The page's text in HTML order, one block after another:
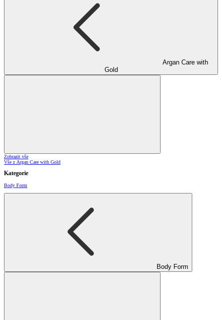
Argan Care with
Gold
Zobrazit vše
Vše z Argan Care with Gold
Kategorie
Body Form
Body Form